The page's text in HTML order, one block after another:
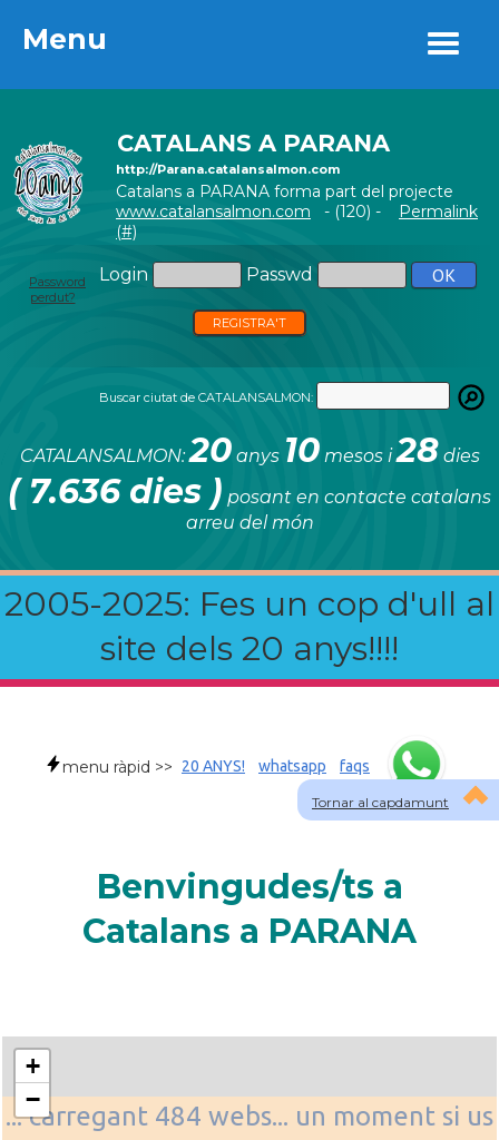
Menu
CATALANS A PARANA
http://Parana.catalansalmon.com
Catalans a PARANA forma part del projecte
www.catalansalmon.com - (120) - Permalink
(#)
Login Passwd
Password
perdut?
REGISTRA'T
Buscar ciutat de CATALANSALMON:
CATALANSALMON:20anys 10mesos i28 dies
( 7.636 dies ) posant en contacte catalans
arreu del món
2005-2025: Fes un cop d'ull al
site dels 20 anys!!!!
Menu
Tornar al capdamunt
menu ràpid >> 20 ANYS! whatsapp faqs
Benvingudes/ts a
Catalans a PARANA
... carregant 484 webs... un moment si us
+
−